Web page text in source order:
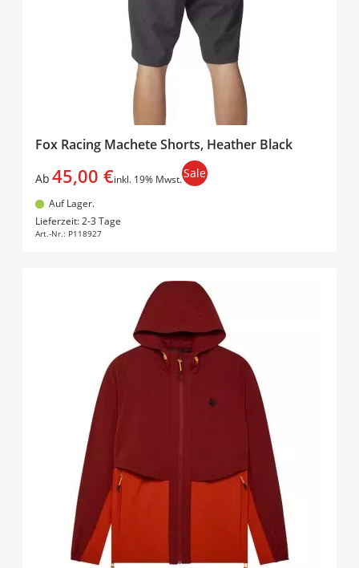
Fox Racing Machete Shorts, Heather Black
Ab 45,00 €inkl. 19% Mwst.Sale
Auf Lager.
Lieferzeit: 2-3 Tage
Art.-Nr.: P118927